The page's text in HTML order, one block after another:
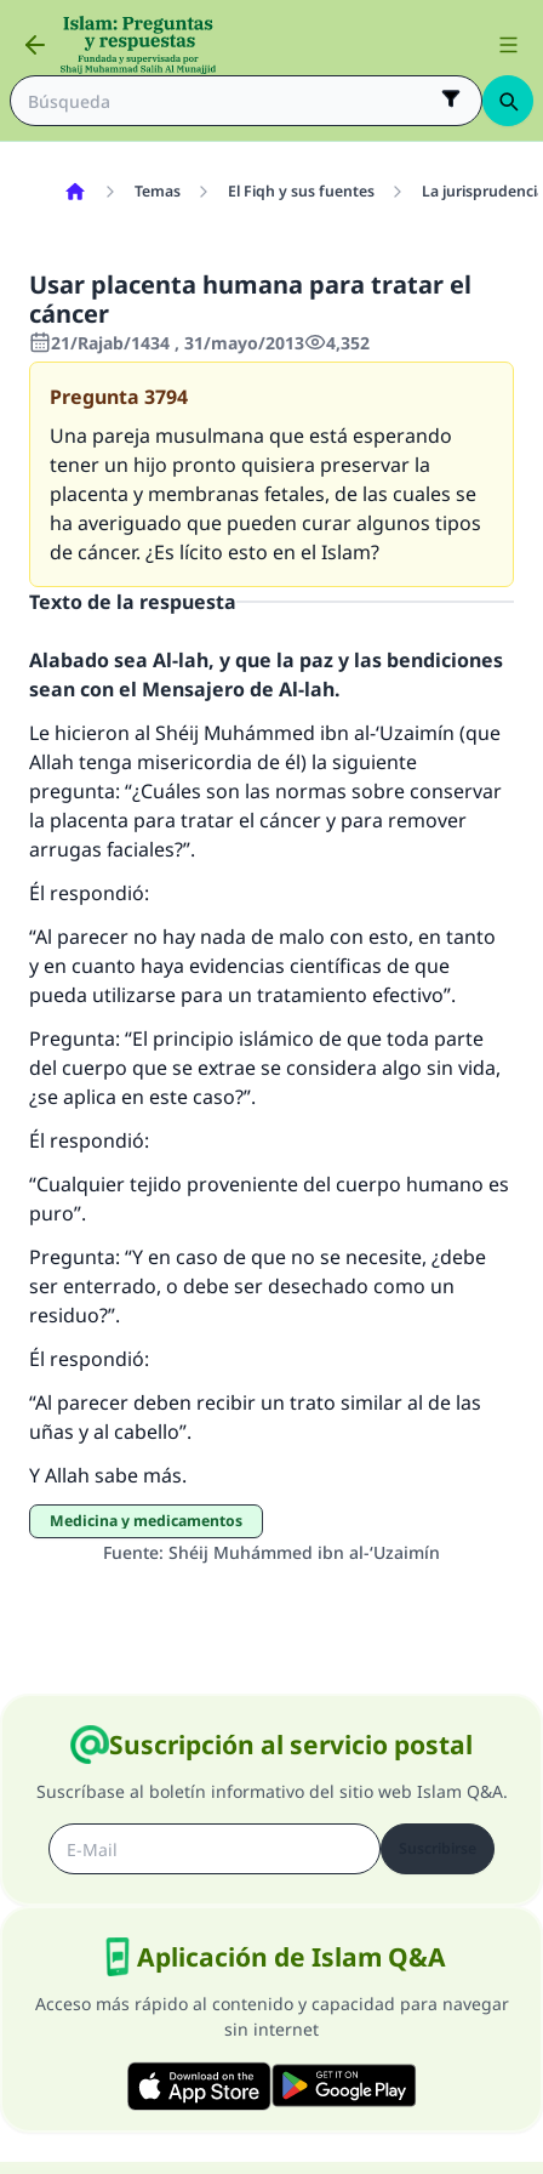
Temas El Fiqh y sus fuentes La
Usar placenta humana para tratar el
cáncer
21/Rajab/1434 , 31/mayo/2013 4,352
Pregunta 3794
Una pareja musulmana que está esperando
tener un hijo pronto quisiera preservar la
placenta y membranas fetales, de las cuales se
ha averiguado que pueden curar algunos tipos
de cáncer. ¿Es lícito esto en el Islam?
Texto de la respuesta
Alabado sea Al-lah, y que la paz y las bendiciones
sean con el Mensajero de Al-lah.
Le hicieron al Shéij Muhámmed ibn al-‘Uzaimín (que
Allah tenga misericordia de él) la siguiente
pregunta: “¿Cuáles son las normas sobre conservar
la placenta para tratar el cáncer y para remover
arrugas faciales?”.
Él respondió:
“Al parecer no hay nada de malo con esto, en tanto
y en cuanto haya evidencias científicas de que
pueda utilizarse para un tratamiento efectivo”.
Pregunta: “El principio islámico de que toda parte
del cuerpo que se extrae se considera algo sin vida,
¿se aplica en este caso?”.
Él respondió:
“Cualquier tejido proveniente del cuerpo humano es
puro”.
Pregunta: “Y en caso de que no se necesite, ¿debe
ser enterrado, o debe ser desechado como un
residuo?”.
Él respondió:
“Al parecer deben recibir un trato similar al de las
uñas y al cabello”.
Y Allah sabe más.
Medicina y medicamentos
Fuente: Shéij Muhámmed ibn al-‘Uzaimín
Suscripción al servicio postal
Suscríbase al boletín informativo del sitio web Islam Q&A.
Aplicación de Islam Q&A
Acceso más rápido al contenido y capacidad para navegar
sin internet
La respuesta no. 110845 salvó un
matrimonio.
Desde la Q hasta la A, su contribución ayuda a
Profeta ﷺ dijo:
"Una persona que orienta a otros a hacer el
bien obtendrá la misma recompensa que
aquellos que lo realicen."
(MUSLIM, 1893)